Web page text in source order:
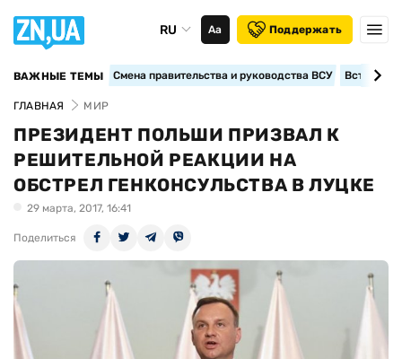
RU Аа Поддержать
ВАЖНЫЕ ТЕМЫ Смена правительства и руководства ВСУ
ГЛАВНАЯ МИР
ПРЕЗИДЕНТ ПОЛЬШИ ПРИЗВАЛ К
РЕШИТЕЛЬНОЙ РЕАКЦИИ НА
ОБСТРЕЛ ГЕНКОНСУЛЬСТВА В ЛУЦКЕ
29 марта, 2017, 16:41
Поделиться